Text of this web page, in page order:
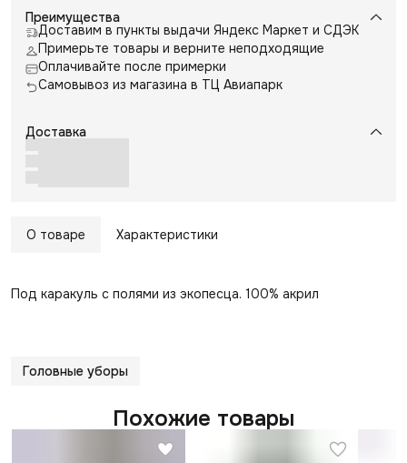
Преимущества
Доставим в пункты выдачи Яндекс Маркет и СДЭК
Примерьте товары и верните неподходящие
Оплачивайте после примерки
Самовывоз из магазина в ТЦ Авиапарк
Доставка
О товаре Характеристики
Под каракуль с полями из экопесца. 100% акрил
Головные уборы
Похожие товары